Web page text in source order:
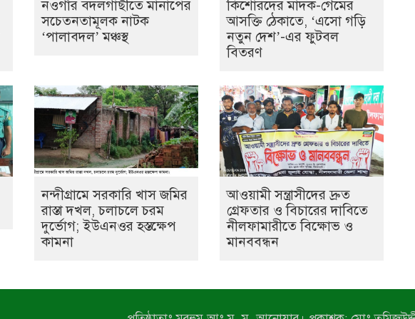
নওগাঁর বদলগাছীতে মানাপের
সচেতনতামূলক নাটক
‘পালাবদল’ মঞ্চস্থ
কিশোরদের মাদক-গেমের
আসক্তি ঠেকাতে, ‘এসো গড়ি
নতুন দেশ’-এর ফুটবল
বিতরণ
নন্দীগ্রামে সরকারি খাস জমির
রাস্তা দখল, চলাচলে চরম
দুর্ভোগ; ইউএনওর হস্তক্ষেপ
কামনা
আওয়ামী সন্ত্রাসীদের দ্রুত
গ্রেফতার ও বিচারের দাবিতে
নীলফামারীতে বিক্ষোভ ও
মানববন্ধন